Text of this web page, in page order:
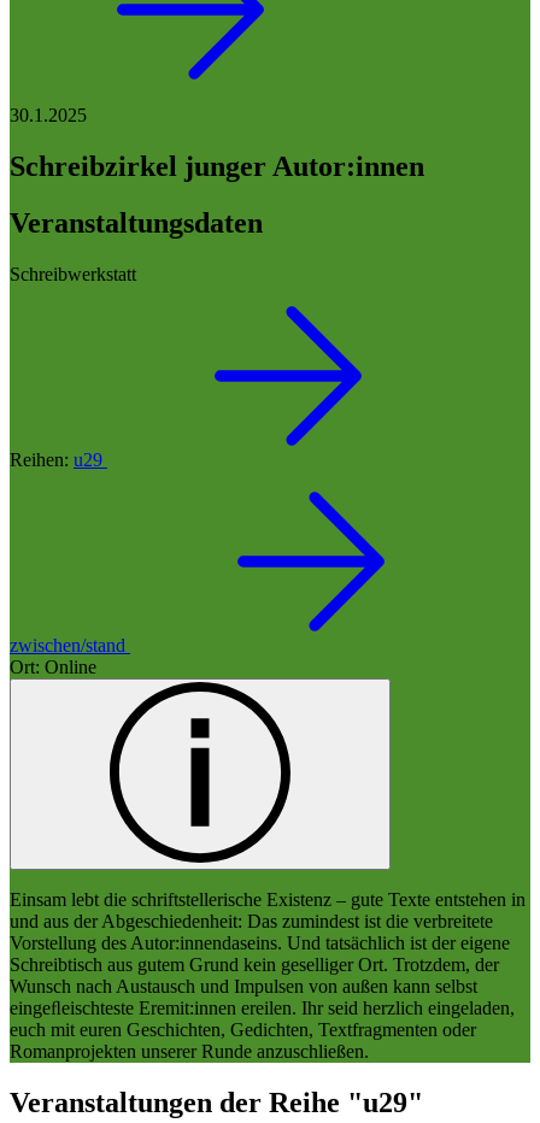
30.1.2025
Schreibzirkel junger Autor:innen
Veranstaltungsdaten
Schreibwerkstatt
Reihen: u29
zwischen/stand
Ort: Online
Einsam lebt die schriftstellerische Existenz – gute Texte entstehen in
und aus der Abgeschiedenheit: Das zumindest ist die verbreitete
Vorstellung des Autor:innendaseins. Und tatsächlich ist der eigene
Schreibtisch aus gutem Grund kein geselliger Ort. Trotzdem, der
Wunsch nach Austausch und Impulsen von außen kann selbst
eingeﬂeischteste Eremit:innen ereilen. Ihr seid herzlich eingeladen,
euch mit euren Geschichten, Gedichten, Textfragmenten oder
Romanprojekten unserer Runde anzuschließen.
Veranstaltungen der Reihe "u29"